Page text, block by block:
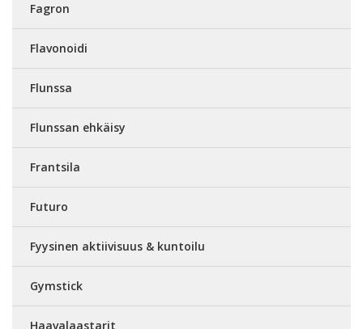
Fagron
Flavonoidi
Flunssa
Flunssan ehkäisy
Frantsila
Futuro
Fyysinen aktiivisuus & kuntoilu
Gymstick
Haavalaastarit